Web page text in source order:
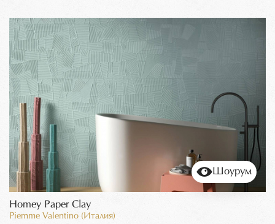
Шоурум
Homey Paper Clay
Piemme Valentino (Италия)